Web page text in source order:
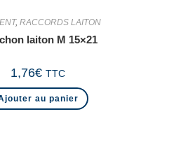
, RACCORDS LAITON
laiton M 15×21
1,76€ TTC
au panier